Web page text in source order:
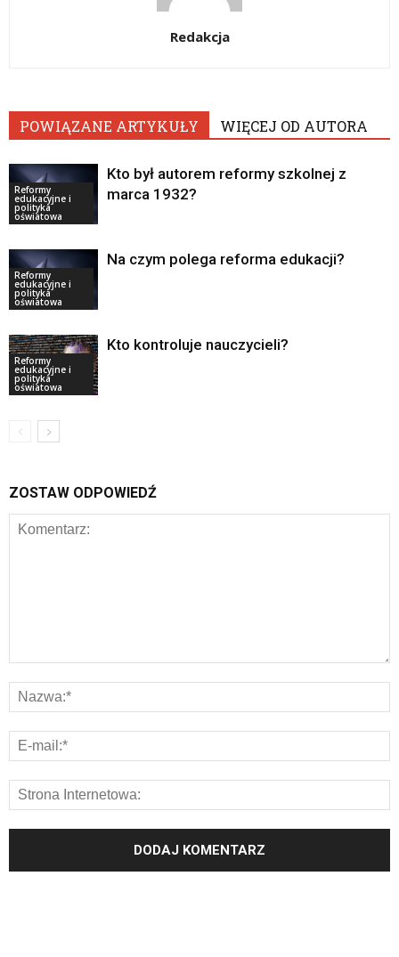
Redakcja
POWIĄZANE ARTYKUŁY WIĘCEJ OD AUTORA
Reformy
edukacyjne i
polityka
oświatowa
Kto był autorem reformy szkolnej z
marca 1932?
Reformy
edukacyjne i
polityka
oświatowa
Na czym polega reforma edukacji?
Reformy
edukacyjne i
polityka
oświatowa
Kto kontroluje nauczycieli?
ZOSTAW ODPOWIEDŹ